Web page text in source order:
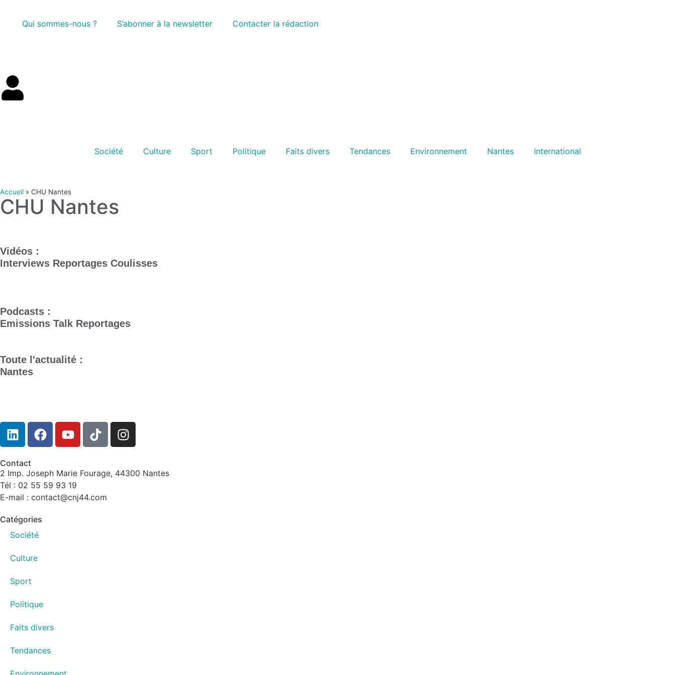
Qui sommes-nous ? S’abonner à la newsletter Contacter la rédaction
Société Culture Sport Politique Faits divers Tendances Environnement Nantes International
Accueil » CHU Nantes
CHU Nantes
Vidéos :
Interviews Reportages Coulisses
Podcasts :
Emissions Talk Reportages
Toute l'actualité :
Nantes
Contact
2 Imp. Joseph Marie Fourage, 44300 Nantes
Tél : 02 55 59 93 19
E-mail : contact@cnj44.com
Catégories
Société
Culture
Sport
Politique
Faits divers
Tendances